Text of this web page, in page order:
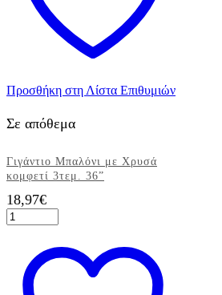
ποσότητα
Προσθήκη στη Λίστα Επιθυμιών
Σε απόθεμα
Γιγάντιο Μπαλόνι με Χρυσά
κομφετί 3τεμ. 36”
18,97€
Γιγάντιο
Μπαλόνι
Χρυσά
κομφετί
3τεμ.